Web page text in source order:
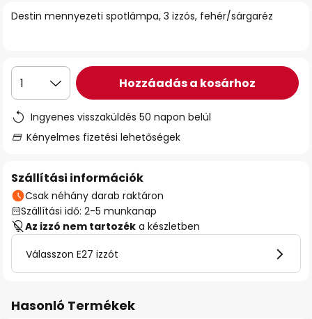
Destin mennyezeti spotlámpa, 3 izzós, fehér/sárgaréz
1 Hozzáadás a kosárhoz
Ingyenes visszaküldés 50 napon belül
Kényelmes fizetési lehetőségek
Szállítási információk
Csak néhány darab raktáron
Szállítási idő: 2-5 munkanap
Az izzó nem tartozék a készletben
Válasszon E27 izzót
Hasonló Termékek